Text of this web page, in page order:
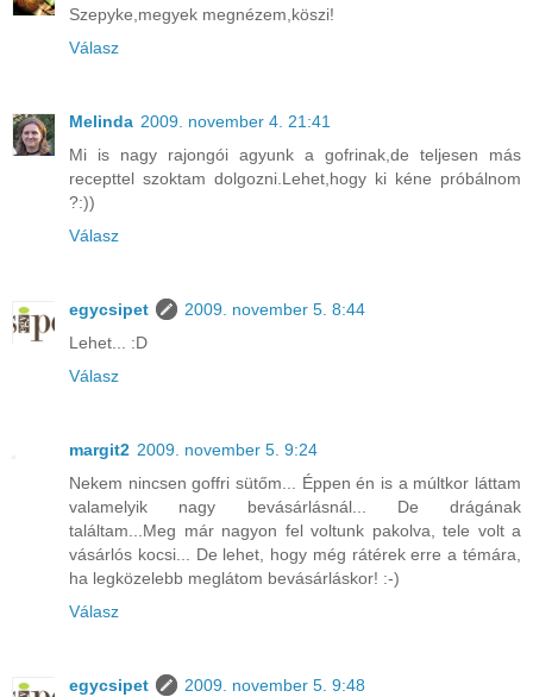
Szepyke,megyek megnézem,köszi!
Válasz
Melinda 2009. november 4. 21:41
Mi is nagy rajongói agyunk a gofrinak,de teljesen más
recepttel szoktam dolgozni.Lehet,hogy ki kéne próbálnom
?:))
Válasz
egycsipet
2009. november 5. 8:44
Lehet... :D
Válasz
margit2 2009. november 5. 9:24
Nekem nincsen goffri sütőm... Éppen én is a múltkor láttam
valamelyik nagy bevásárlásnál... De drágának
találtam...Meg már nagyon fel voltunk pakolva, tele volt a
vásárlós kocsi... De lehet, hogy még rátérek erre a témára,
ha legközelebb meglátom bevásárláskor! :-)
Válasz
egycsipet
2009. november 5. 9:48